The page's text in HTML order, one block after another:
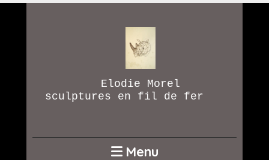
Elodie Morel
sculptures en fil de fer
Menu